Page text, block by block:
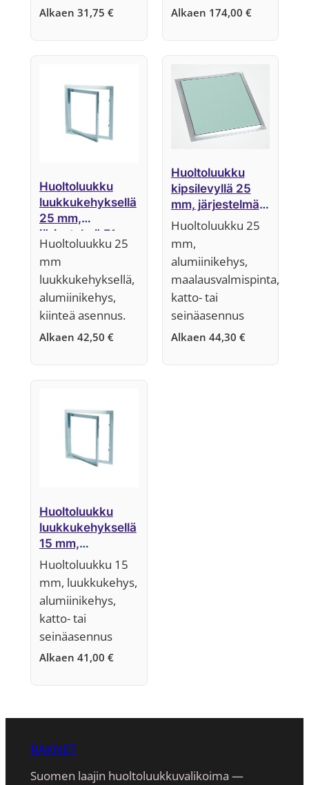
Alkaen 31,75 € Alkaen 174,00 €
Huoltoluukku
luukkukehyksellä
25 mm,
järjestelmä F1
(kiinteä
luukkuosa)
Huoltoluukku 25
mm
luukkukehyksellä,
alumiinikehys,
kiinteä asennus.
Alkaen 42,50 €
Huoltoluukku
kipsilevyllä 25
mm, järjestelmä
F1 (kiinteä
Huoltoluukku 25
mm,
alumiinikehys,
maalausvalmispinta,
katto- tai
seinäasennus
Alkaen 44,30 €
Huoltoluukku
luukkukehyksellä
15 mm,
järjestelmä F1
(kiinteä
luukkuosa)
Huoltoluukku 15
mm, luukkukehys,
alumiinikehys,
katto- tai
seinäasennus
Alkaen 41,00 €
RAKNET
Suomen laajin huoltoluukkuvalikoima —